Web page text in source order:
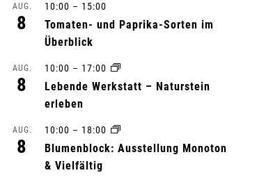
AUG.
8
10:00 – 15:00
Tomaten- und Paprika-Sorten im
Überblick
AUG.
8
10:00 – 17:00
Lebende Werkstatt – Naturstein
erleben
AUG.
8
10:00 – 18:00
Blumenblock: Ausstellung Monoton
& Vielfältig